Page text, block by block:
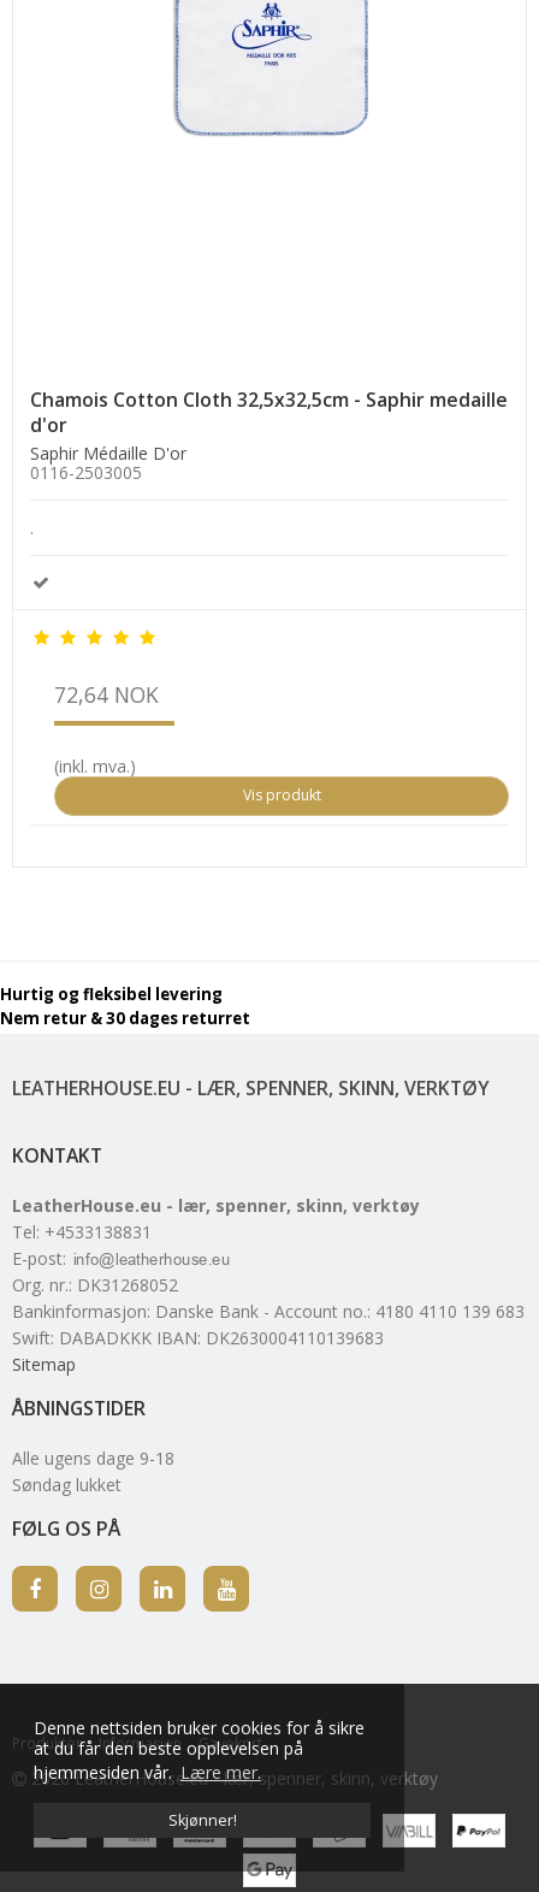
Denne nettsiden bruker cookies for å sikre
at du får den beste opplevelsen på
hjemmesiden vår. Lære mer.
Skjønner!
Chamois Cotton Cloth 32,5x32,5cm - Saphir medaille
d'or
Saphir Médaille D'or
0116-2503005
.
72,64 NOK
(inkl. mva.)
Vis produkt
LEATHERHOUSE.EU - LÆR, SPENNER, SKINN, VERKTØY
KONTAKT
LeatherHouse.eu - lær, spenner, skinn, verktøy
Tel: +4533138831
E-post:
Org. nr.: DK31268052
Bankinformasjon: Danske Bank - Account no.: 4180 4110 139 683
Swift: DABADKKK IBAN: DK2630004110139683
Sitemap
ÅBNINGSTIDER
Alle ugens dage 9-18
Søndag lukket
FØLG OS PÅ
Produkter Informasjon Gavekort
2026 LeatherHouse.eu - lær, spenner, skinn, verktøy
Hurtig og fleksibel levering
Nem retur & 30 dages returret